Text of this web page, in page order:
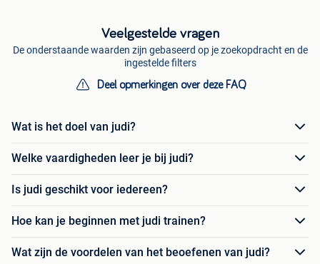
Veelgestelde vragen
De onderstaande waarden zijn gebaseerd op je zoekopdracht en de
ingestelde filters
Deel opmerkingen over deze FAQ
Wat is het doel van judi?
Welke vaardigheden leer je bij judi?
Is judi geschikt voor iedereen?
Hoe kan je beginnen met judi trainen?
Wat zijn de voordelen van het beoefenen van judi?